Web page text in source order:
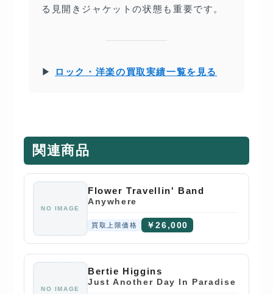
る見開きジャケットの状態も重要です。
▶ ロック・洋楽の買取実績一覧を見る
関連商品
NO IMAGE
Flower Travellin' Band
Anywhere
買取上限価格 ￥26,000
NO IMAGE
Bertie Higgins
Just Another Day In Paradise